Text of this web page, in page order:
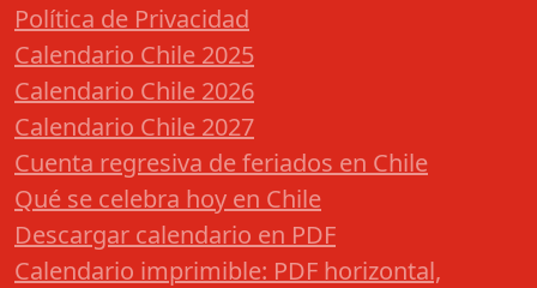
Política de Privacidad
Calendario Chile 2025
Calendario Chile 2026
Calendario Chile 2027
Cuenta regresiva de feriados en Chile
Qué se celebra hoy en Chile
Descargar calendario en PDF
Calendario imprimible: PDF horizontal,